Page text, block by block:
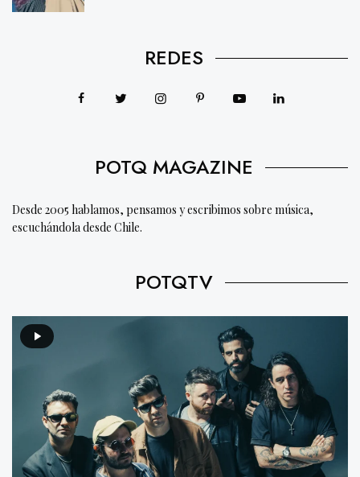
REDES
POTQ MAGAZINE
Desde 2005 hablamos, pensamos y escribimos sobre música,
escuchándola desde Chile.
POTQTV